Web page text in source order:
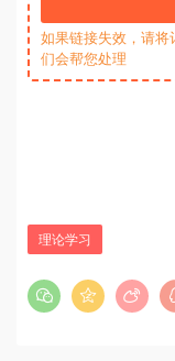
如果链接失效，请
们会帮您处理
理论学习